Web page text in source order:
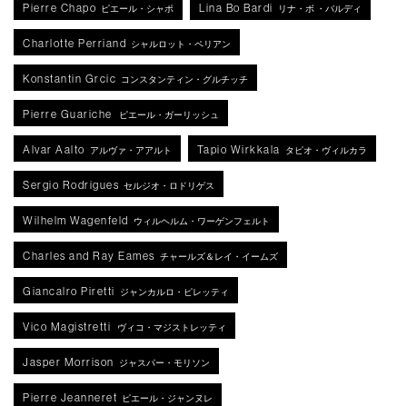
Pierre Chapo ピエール・シャポ Lina Bo Bardi リナ・ボ ・バルディ
Charlotte Perriand シャルロット・ペリアン
Konstantin Grcic コンスタンティン・グルチッチ
Pierre Guariche ピエール・ガーリッシュ
Alvar Aalto アルヴァ・アアルト Tapio Wirkkala タピオ・ヴィルカラ
Sergio Rodrigues セルジオ・ロドリゲス
Wilhelm Wagenfeld ウィルヘルム・ワーゲンフェルト
Charles and Ray Eames チャールズ＆レイ・イームズ
Giancalro Piretti ジャンカルロ・ピレッティ
Vico Magistretti ヴィコ・マジストレッティ
Jasper Morrison ジャスパー・モリソン
Pierre Jeanneret ピエール・ジャンヌレ